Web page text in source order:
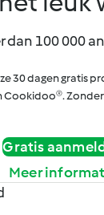
dan 100 000
30 dagen gratis
Cookidoo®.
Gratis
Meer